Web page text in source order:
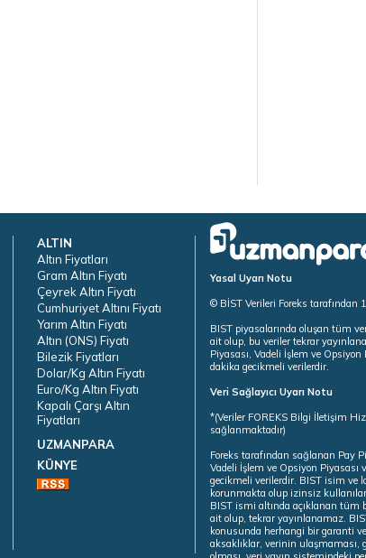
ALTIN
Altın Fiyatları
Gram Altın Fiyatı
Çeyrek Altın Fiyatı
Cumhuriyet Altını Fiyatı
Yarım Altın Fiyatı
Altın (ONS) Fiyatı
Bilezik Fiyatları
Dolar/Kg Altın Fiyatı
Euro/Kg Altın Fiyatı
Kapalı Çarşı Altın
Fiyatları
UZMANPARA
KÜNYE
Yasal Uyarı Notu
© BİST Verileri Foreks tarafından
BIST piyasalarında oluşan tüm
ait olup, bu veriler tekrar
Piyasası, Vadeli İşlem ve
dakika gecikmeli verilerdir.
Veri Sağlayıcı Uyarı Notu
*(Veriler FOREKS Bilgi İletişim
sağlanmaktadır)
Foreks tarafından sağlanan Pay
Vadeli İşlem ve Opsiyon Piyasası
gecikmeli verilerdir. BIST isim ve
korunmakta olup izinsiz
BIST ismi altında açıklanan tüm
ait olup, tekrar yayınlanamaz.
konusunda herhangi bir garanti
aksaklıklar, verinin ulaşmaması,